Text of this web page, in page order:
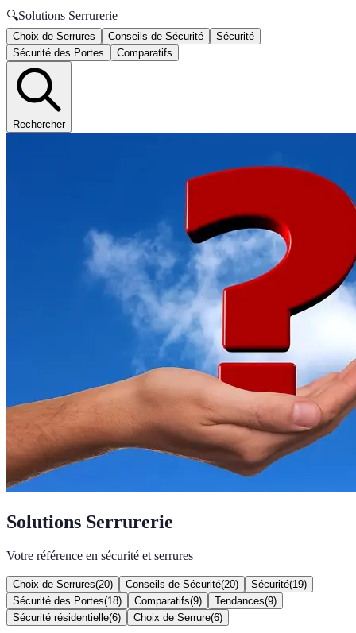
🔍Solutions Serrurerie
Choix de Serrures Conseils de Sécurité
Sécurité
Sécurité des Portes
Comparatifs
Rechercher
Solutions Serrurerie
Votre référence en sécurité et serrures
Choix de Serrures(20) Conseils de Sécurité(20) Sécurité(19)
Sécurité des Portes(18) Comparatifs(9) Tendances(9)
Sécurité résidentielle(6) Choix de Serrure(6)